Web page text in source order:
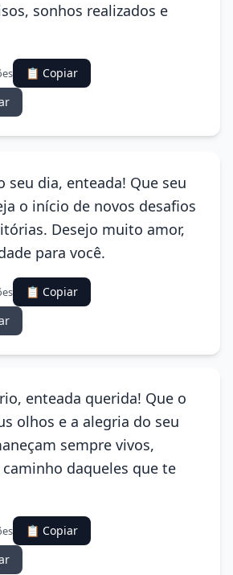
sonhos realizados e
📋 Copiar
seu dia, enteada! Que seu
o início de novos desafios
Desejo muito amor,
para você.
📋 Copiar
enteada querida! Que o
olhos e a alegria do seu
sempre vivos,
daqueles que te
📋 Copiar